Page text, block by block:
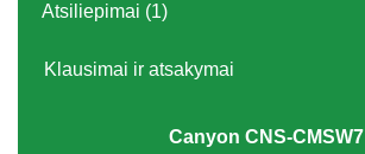
Atsiliepimai (1)
Klausimai ir atsakymai
Canyon CNS-CMSW7